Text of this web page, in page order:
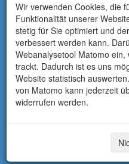
Wir verwenden Cookies, die
Funktionalität unserer
stetig für Sie optimiert und
verbessert werden kann.
Webanalysetool Matomo
trackt. Dadurch ist es uns
Website statistisch
von Matomo kann jederzeit
widerrufen werden.